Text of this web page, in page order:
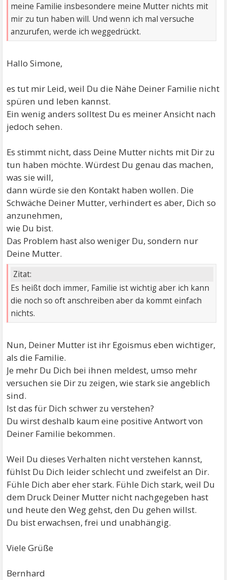
meine Familie insbesondere meine Mutter nichts mit
mir zu tun haben will. Und wenn ich mal versuche
anzurufen, werde ich weggedrückt.
Hallo Simone,
es tut mir Leid, weil Du die Nähe Deiner Familie nicht
spüren und leben kannst.
Ein wenig anders solltest Du es meiner Ansicht nach
jedoch sehen.
Es stimmt nicht, dass Deine Mutter nichts mit Dir zu
tun haben möchte. Würdest Du genau das machen,
was sie will,
dann würde sie den Kontakt haben wollen. Die
Schwäche Deiner Mutter, verhindert es aber, Dich so
anzunehmen,
wie Du bist.
Das Problem hast also weniger Du, sondern nur
Deine Mutter.
Zitat:
Es heißt doch immer, Familie ist wichtig aber ich kann
die noch so oft anschreiben aber da kommt einfach
nichts.
Nun, Deiner Mutter ist ihr Egoismus eben wichtiger,
als die Familie.
Je mehr Du Dich bei ihnen meldest, umso mehr
versuchen sie Dir zu zeigen, wie stark sie angeblich
sind.
Ist das für Dich schwer zu verstehen?
Du wirst deshalb kaum eine positive Antwort von
Deiner Familie bekommen.
Weil Du dieses Verhalten nicht verstehen kannst,
fühlst Du Dich leider schlecht und zweifelst an Dir.
Fühle Dich aber eher stark. Fühle Dich stark, weil Du
dem Druck Deiner Mutter nicht nachgegeben hast
und heute den Weg gehst, den Du gehen willst.
Du bist erwachsen, frei und unabhängig.
Viele Grüße
Bernhard